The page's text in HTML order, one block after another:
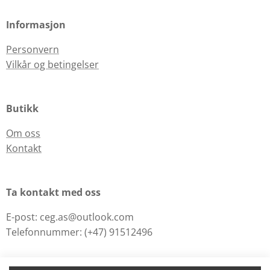
Informasjon
Personvern
Vilkår og betingelser
Butikk
Om oss
Kontakt
Ta kontakt med oss
E-post: ceg.as@outlook.com
Telefonnummer: (+47) 91512496